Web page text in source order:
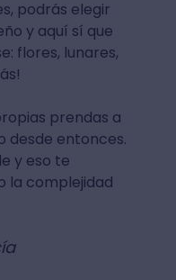
podrás elegir
y aquí sí que
flores, lunares,
prendas a
desde entonces.
y eso te
la complejidad